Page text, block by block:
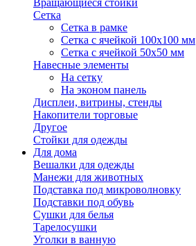
Вращающиеся стойки
Сетка
Сетка в рамке
Сетка с ячейкой 100х100 мм
Сетка с ячейкой 50х50 мм
Навесные элементы
На сетку
На эконом панель
Дисплеи, витрины, стенды
Накопители торговые
Другое
Стойки для одежды
Для дома
Вешалки для одежды
Манежи для животных
Подставка под микроволновку
Подставки под обувь
Сушки для белья
Тарелосушки
Уголки в ванную